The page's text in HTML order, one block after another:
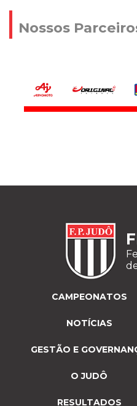
Nossos
CAMPEONATOS
NOTÍCIAS
GESTÃO E
O JUDÔ
RESULTADOS